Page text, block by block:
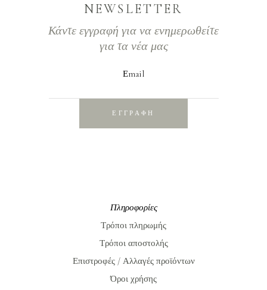
NEWSLETTER
Κάντε εγγραφή για να ενημερωθείτε
για τα νέα μας
Εmail
ΕΓΓΡΑΦΗ
Πληροφορίες
Τρόποι πληρωμής
Τρόποι αποστολής
Επιστροφές / Αλλαγές προϊόντων
Όροι χρήσης